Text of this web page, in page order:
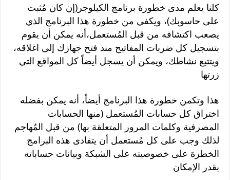
كلنا يعلم مدى خطورة برنامج الكيلوجر(إن كان مُثبت
على حاسوبك)، ويكفي من خطورة هذا البرنامج الذي
يصعب اكتشافه من قبل المُستعمل،أنه يمكن أن يقوم
بتسجيل كل ضربات المفاتيح منذ فتح جهازك إلى اغلاقه،
ويتتبع نشاطك، ويمكن أن يسجل أيضاً كل المواقع التي
زرتها
هذا وتكمن خطورة هذا البرنامج أيضاً، أنه يمكن بفضله
اختراق كل حسابات المُستعمل (منها الحسابات
المصرفية وكلمات المرور المتعلقة بها) من قبل المُهاجم
لذلك وجب على كل مُستعمل أن يتفادى هذه البرامج
الخطرة على خصوصيته على الشبكة وبيانات حساباته
بقدر الإمكان